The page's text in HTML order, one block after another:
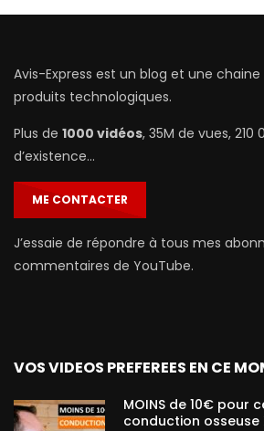
Avis-Express est un blog et une
produits technologiques.
Plus de 1000 vidéos, 35M de vues,
d’existence…
ME CONTACTER
J’essaie de répondre à tous mes
commentaires de YouTube.
VOS VIDEOS PREFEREES EN CE
MOINS de 10€ pour
conduction osseuse